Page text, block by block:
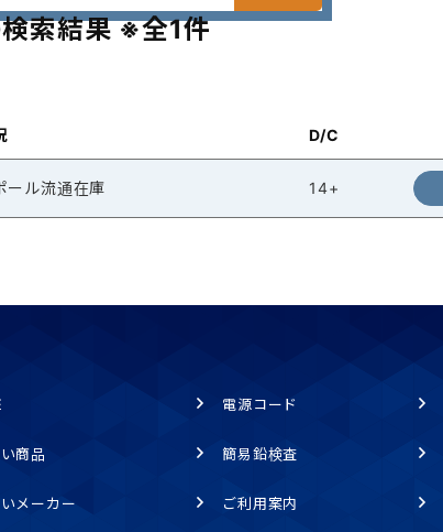
索結果 ※全1件
D/C
ール流通在庫 14+
商品
メーカー
電源コード
簡易鉛検査
ご利用案内